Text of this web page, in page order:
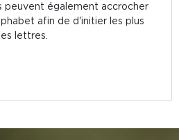
peuvent également accrocher
afin de d'initier les plus
lettres.